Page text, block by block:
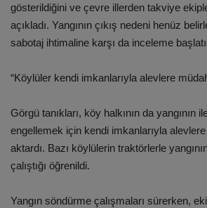
gösterildiğini ve çevre illerden takviye
açıkladı. Yangının çıkış nedeni henüz
sabotaj ihtimaline karşı da inceleme
“Köylüler kendi imkanlarıyla alevlere
Görgü tanıkları, köy halkının da yangının
engellemek için kendi imkanlarıyla
aktardı. Bazı köylülerin traktörlerle
çalıştığı öğrenildi.
Yangın söndürme çalışmaları sürerken,